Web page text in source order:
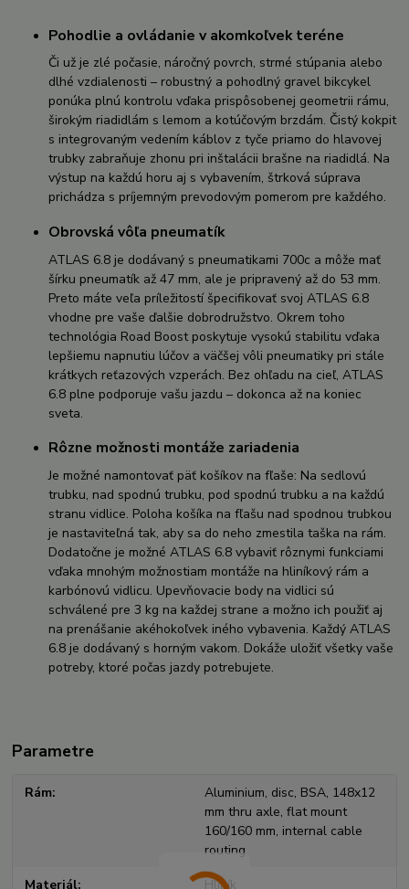
Pohodlie a ovládanie v akomkoľvek teréne
Či už je zlé počasie, náročný povrch, strmé stúpania alebo
dlhé vzdialenosti – robustný a pohodlný gravel bikcykel
ponúka plnú kontrolu vďaka prispôsobenej geometrii rámu,
širokým riadidlám s lemom a kotúčovým brzdám. Čistý kokpit
s integrovaným vedením káblov z tyče priamo do hlavovej
trubky zabraňuje zhonu pri inštalácii brašne na riadidlá. Na
výstup na každú horu aj s vybavením, štrková súprava
prichádza s príjemným prevodovým pomerom pre každého.
Obrovská vôľa pneumatík
ATLAS 6.8 je dodávaný s pneumatikami 700c a môže mať
šírku pneumatík až 47 mm, ale je pripravený až do 53 mm.
Preto máte veľa príležitostí špecifikovať svoj ATLAS 6.8
vhodne pre vaše ďalšie dobrodružstvo. Okrem toho
technológia Road Boost poskytuje vysokú stabilitu vďaka
lepšiemu napnutiu lúčov a väčšej vôli pneumatiky pri stále
krátkych reťazových vzperách. Bez ohľadu na cieľ, ATLAS
6.8 plne podporuje vašu jazdu – dokonca až na koniec
sveta.
Rôzne možnosti montáže zariadenia
Je možné namontovať päť košíkov na fľaše: Na sedlovú
trubku, nad spodnú trubku, pod spodnú trubku a na každú
stranu vidlice. Poloha košíka na fľašu nad spodnou trubkou
je nastaviteľná tak, aby sa do neho zmestila taška na rám.
Dodatočne je možné ATLAS 6.8 vybaviť rôznymi funkciami
vďaka mnohým možnostiam montáže na hliníkový rám a
karbónovú vidlicu. Upevňovacie body na vidlici sú
schválené pre 3 kg na každej strane a možno ich použiť aj
na prenášanie akéhokoľvek iného vybavenia. Každý ATLAS
6.8 je dodávaný s horným vakom. Dokáže uložiť všetky vaše
potreby, ktoré počas jazdy potrebujete.
Parametre
Rám
Aluminium, disc, BSA, 148x12
mm thru axle, flat mount
160/160 mm, internal cable
routing
Materiál Hliník